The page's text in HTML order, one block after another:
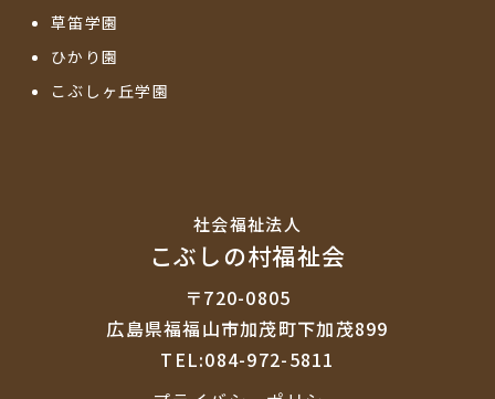
草笛学園
ひかり園
こぶしヶ丘学園
社会福祉法⼈
こぶしの村福祉会
〒720-0805
広島県福福山市加茂町下加茂899
TEL:084-972-5811